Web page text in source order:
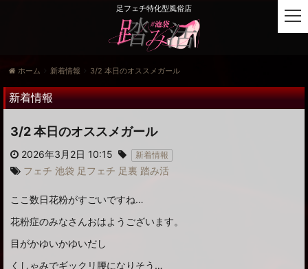
足フェチ特化型風俗店
ホーム 新着情報 3/2 本日のオススメガール
新着情報
3/2 本日のオススメガール
2026年3月2日 10:15 新着情報
フェチ 池袋 足フェチ 足裏 踏み活
ここ数日花粉がすごいですね…
花粉症のみなさんおはようございます。
目がかゆいかゆいだし
くしゃみでギックリ腰になりそう…
t
o
e